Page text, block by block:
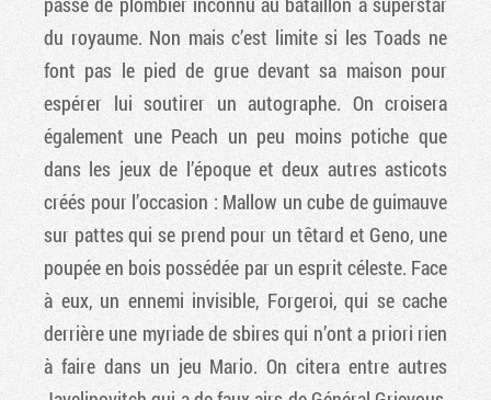
du royaume. Non mais c’est limite si les Toads ne
font pas le pied de grue devant sa maison pour
espérer lui soutirer un autographe. On croisera
également une Peach un peu moins potiche que
dans les jeux de l’époque et deux autres asticots
créés pour l’occasion : Mallow un cube de guimauve
sur pattes qui se prend pour un têtard et Geno, une
poupée en bois possédée par un esprit céleste. Face
à eux, un ennemi invisible, Forgeroi, qui se cache
derrière une myriade de sbires qui n’ont a priori rien
à faire dans un jeu Mario. On citera entre autres